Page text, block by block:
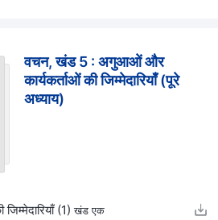
वचन, खंड 5 : अगुआओं और
कार्यकर्ताओं की जिम्मेदारियाँ (पूरे
अध्याय)
(1)खंड एक